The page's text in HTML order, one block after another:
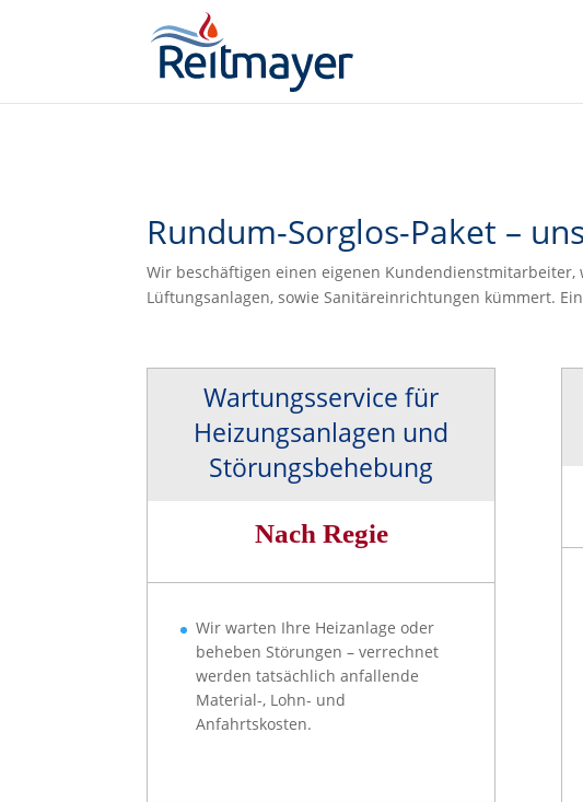
window.addEventListener("message",function(t){try{if(null!=t&&t.data){let
Rundum-Sorglos-Paket –
Wir beschäftigen einen eigenen
Lüftungsanlagen, sowie Sanitäreinrichtungen kümmert.
Wartungsservice für
Heizungsanlagen und
Störungsbehebung
Nach Regie
Wir warten Ihre Heizanlage oder
beheben Störungen – verrechnet
werden tatsächlich anfallende
Material-, Lohn- und
Anfahrtskosten.